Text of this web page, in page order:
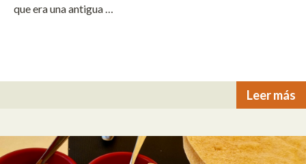
que era una antigua …
Leer más